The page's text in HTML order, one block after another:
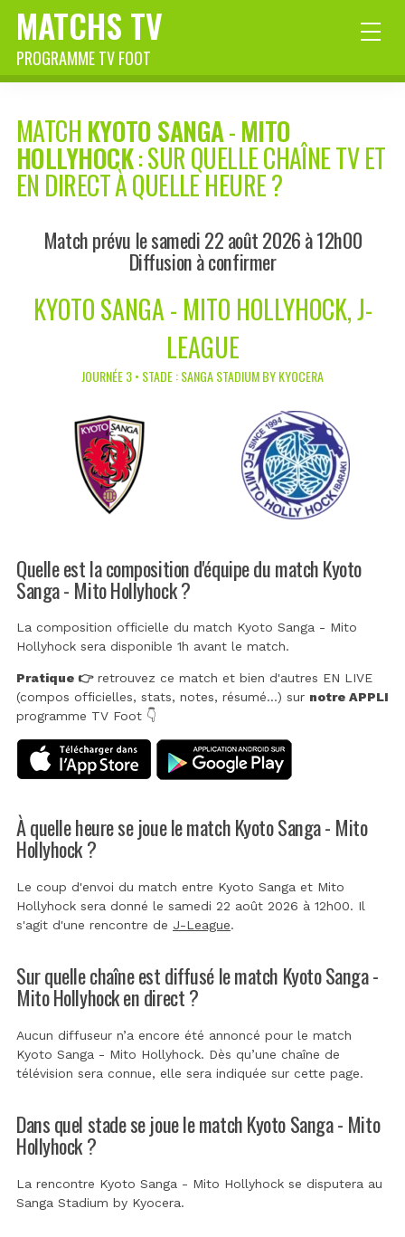
MATCHS TV
PROGRAMME TV FOOT
MATCH KYOTO SANGA-MITO
HOLLYHOCK: SUR QUELLE CHAÎNE TV ET
EN DIRECT À QUELLE HEURE ?
Match prévu le samedi 22 août 2026 à 12h00
Diffusion à confirmer
KYOTO SANGA - MITO HOLLYHOCK, J-
LEAGUE
JOURNÉE 3 • STADE : SANGA STADIUM BY KYOCERA
Quelle est la composition d'équipe du match Kyoto
Sanga - Mito Hollyhock ?
La composition officielle du match Kyoto Sanga - Mito
Hollyhock sera disponible 1h avant le match.
Pratique 👉retrouvez ce match et bien d'autres EN LIVE
(compos officielles, stats, notes, résumé...) sur notre APPLI
programme TV Foot 👇
À quelle heure se joue le match Kyoto Sanga - Mito
Hollyhock ?
Le coup d'envoi du match entre Kyoto Sanga et Mito
Hollyhock sera donné le samedi 22 août 2026 à 12h00. Il
s'agit d'une rencontre de J-League.
Sur quelle chaîne est diffusé le match Kyoto Sanga -
Mito Hollyhock en direct ?
Aucun diffuseur n’a encore été annoncé pour le match
Kyoto Sanga - Mito Hollyhock. Dès qu’une chaîne de
télévision sera connue, elle sera indiquée sur cette page.
Dans quel stade se joue le match Kyoto Sanga - Mito
Hollyhock ?
La rencontre Kyoto Sanga - Mito Hollyhock se disputera au
Sanga Stadium by Kyocera.